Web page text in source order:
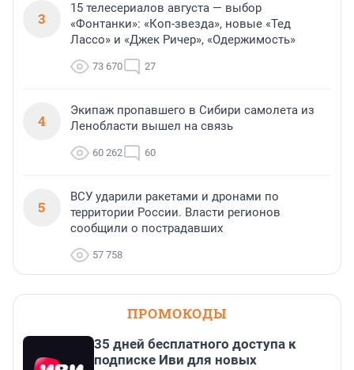
3
15 телесериалов августа — выбор
«Фонтанки»: «Коп-звезда», новые «Тед
Лассо» и «Джек Ричер», «Одержимость»
73 670 27
4
Экипаж пропавшего в Сибири самолета из
Ленобласти вышел на связь
60 262 60
5
ВСУ ударили ракетами и дронами по
территории России. Власти регионов
сообщили о пострадавших
57 758
ПРОМОКОДЫ
35 дней бесплатного доступа к
подписке Иви для новых